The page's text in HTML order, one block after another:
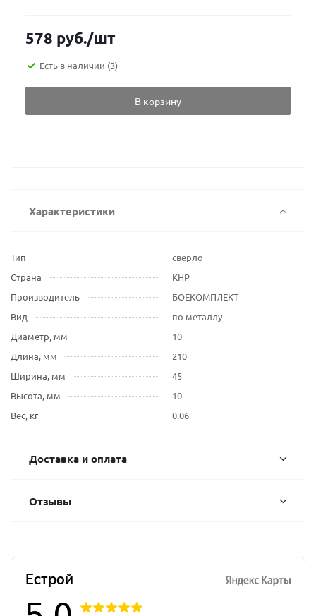
578 руб./шт
Есть в наличии (3)
В корзину
Характеристики
Тип
сверло
Страна
КНР
Производитель
БОЕКОМПЛЕКТ
Вид
по металлу
Диаметр, мм
10
Длина, мм
210
Ширина, мм
45
Высота, мм
10
Вес, кг
0.06
Доставка и оплата
Отзывы